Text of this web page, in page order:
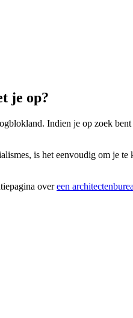
je op?
Indien je op zoek
is het eenvoudig om je
overeen